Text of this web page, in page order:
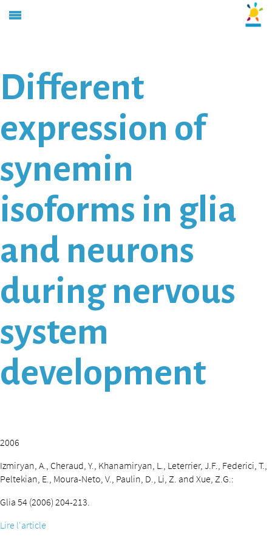
Different
expression of
synemin
isoforms in glia
and neurons
during nervous
system
development
2006
Izmiryan, A., Cheraud, Y., Khanamiryan, L., Leterrier, J.F., Federici, T.,
Peltekian, E., Moura-Neto, V., Paulin, D., Li, Z. and Xue, Z.G.:
Glia 54 (2006) 204-213.
Lire l'article